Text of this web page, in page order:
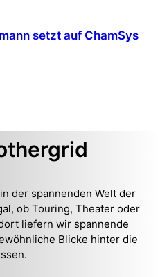
setzt auf ChamSys
der spannenden Welt der
ob Touring, Theater oder
liefern wir spannende
Blicke hinter die